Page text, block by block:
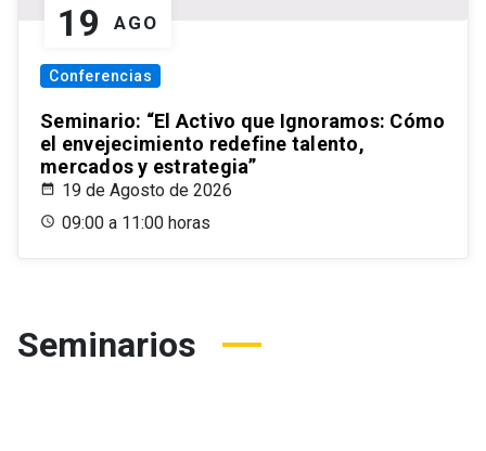
19 AGO
Conferencias
Seminario: “El Activo que Ignoramos: Cómo
el envejecimiento redefine talento,
mercados y estrategia”
19 de Agosto de 2026
09:00 a 11:00 horas
Seminarios